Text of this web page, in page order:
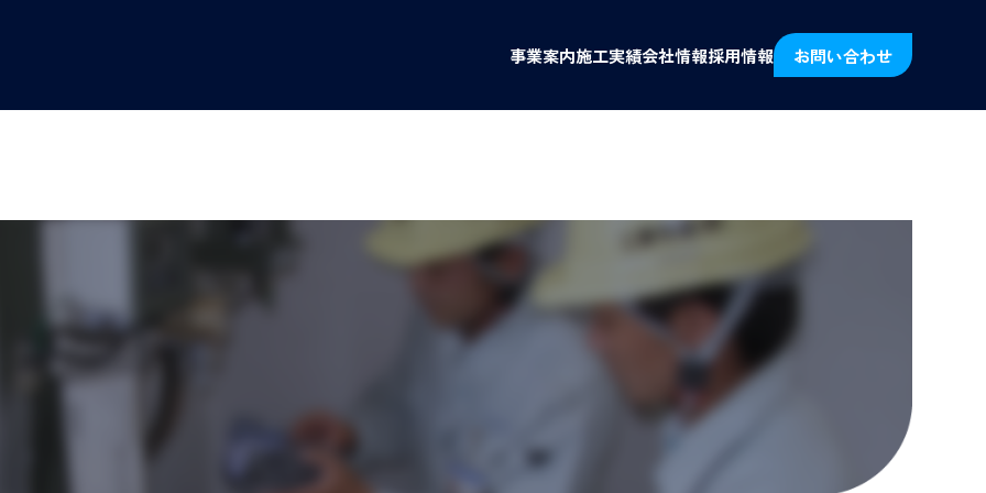
事業案内施工実績会社情報採用情報 お問い合わせ